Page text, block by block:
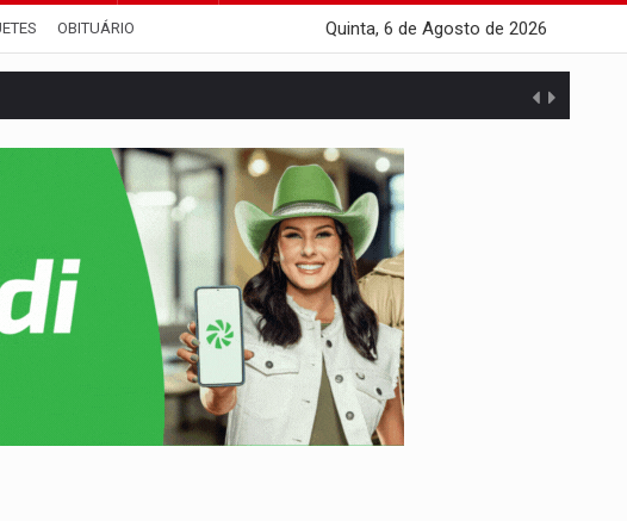
OBITUÁRIO Quinta, 6 de Agosto de 2026
estupro